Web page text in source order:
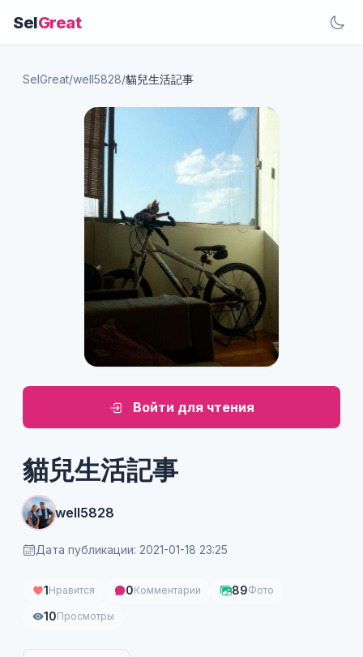
SelGreat
SelGreat/well5828/貓兒生活記事
Войти для чтения
貓兒生活記事
well5828
Дата публикации: 2021-01-18 23:25
1Нравится 0Комментарии 89Фото
10Просмотры